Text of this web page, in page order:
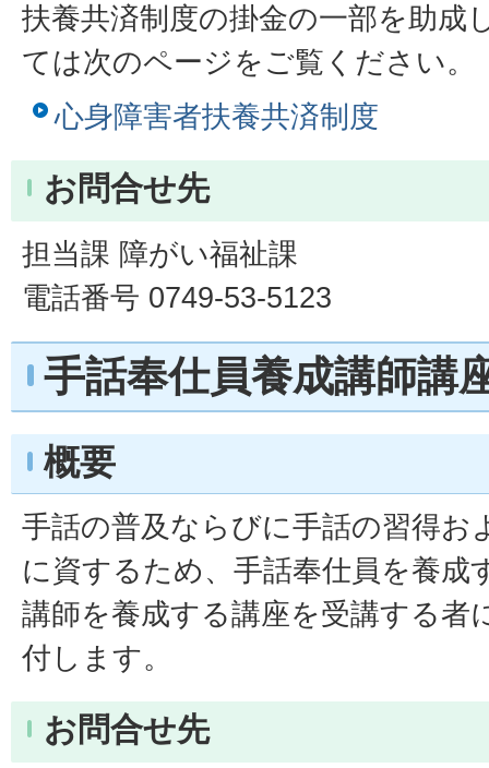
扶養共済制度の掛金の一部を助成
ては次のページをご覧ください。
心身障害者扶養共済制度
お問合せ先
担当課 障がい福祉課
電話番号 0749-53-5123
手話奉仕員養成講師講
概要
手話の普及ならびに手話の習得お
に資するため、手話奉仕員を養成
講師を養成する講座を受講する者
付します。
お問合せ先